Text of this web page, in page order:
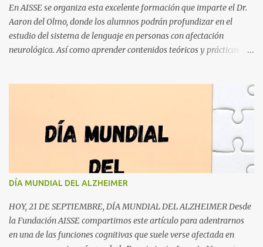
orden de corte más aleatorio. * Crear entornos facilitadores en un
inicio, y entornos más ten...
En AISSE se organiza esta excelente formación que imparte el Dr.
Aaron del Olmo, donde los alumnos podrán profundizar en el
estudio del sistema de lenguaje en personas con afectación
neurológica. Así como aprender contenidos teóricos y prácticos de
cerebral, así como estrategias de intervención que optimicen sus
recursos, y herramientas de comunicación y lenguaje. Proponemos
una formación de carácter clínico y práctico, con descripción de
casos, visionado de vídeos, y razonamiento clínico para la
valoración y rehabilitación de los trastornos del lenguaje. La
formación tendrá lugar los días 25 y 26 de Abril en Granada, en el
Placeta Gutierre de Cetina). Horario: Sábado: 10-14 y 16-20 horas.
Domingo: 9-13 horas....
DÍA MUNDIAL DEL ALZHEIMER
HOY, 21 DE SEPTIEMBRE, DÍA MUNDIAL DEL ALZHEIMER Desde
la Fundación AISSE compartimos este artículo para adentrarnos
en una de las funciones cognitivas que suele verse afectada en